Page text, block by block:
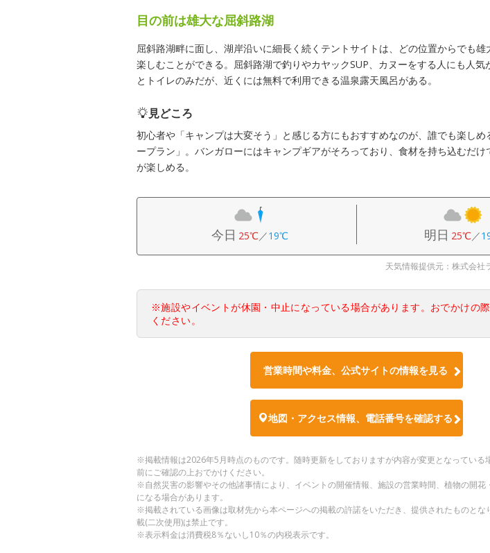
目の前は雄大な屈斜路湖
屈斜路湖畔に面し、湖岸沿いに細長く続くテントサイトは、どの位置からでも雄
楽しむことができる。屈斜路湖で釣りやカヤックSUP、カヌーをする人にも人気
とトイレのみだが、近くには無料で利用できる温泉露天風呂がある。
見どころ
初心者や「キャンプは大変そう」と感じる方にもおすすめなのが、誰でも楽しめ
ープラン」。バンガローにはキャンプギアがそろっており、食材を持ち込むだけ
が楽しめる。
今日 25℃／19℃ 明日 25℃／
天気情報提供元：株式会社
※施設やイベントが休園・中止になっている場合があります。おでかけの
ください。
営業時間や料金、公式サイトの情報を見る
地図・アクセス情報、電話番号を確認する
※掲載情報は2026年5月時点のものです。随時更新をしておりますが内容が変更となっている
前にご確認の上おでかけください。
※自然災害の影響やその他諸事情により、イベントの開催情報、施設の営業時間、植物の開花
になる場合があります。
※掲載されている画像は取材先から本ページへの掲載の許諾をいただき、提供されたものとな
載(二次使用)は禁止です。
※表示料金は消費税8％ないし10％の内税表示です。